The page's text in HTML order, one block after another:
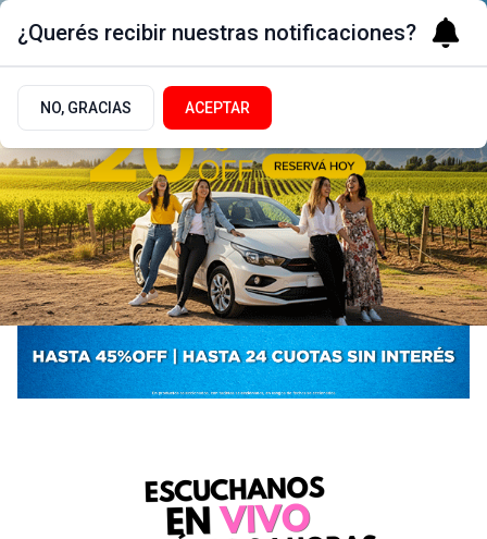
¿Querés recibir nuestras notificaciones?
NO, GRACIAS ACEPTAR